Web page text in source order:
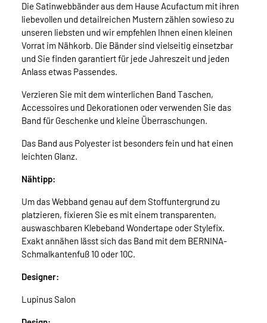
Die Satinwebbänder aus dem Hause Acufactum mit ihren
liebevollen und detailreichen Mustern zählen sowieso zu
unseren liebsten und wir empfehlen Ihnen einen kleinen
Vorrat im Nähkorb. Die Bänder sind vielseitig einsetzbar
und Sie finden garantiert für jede Jahreszeit und jeden
Anlass etwas Passendes.
Verzieren Sie mit dem winterlichen Band Taschen,
Accessoires und Dekorationen oder verwenden Sie das
Band für Geschenke und kleine Überraschungen.
Das Band aus Polyester ist besonders fein und hat einen
leichten Glanz.
Nähtipp:
Um das Webband genau auf dem Stoffuntergrund zu
platzieren, fixieren Sie es mit einem transparenten,
auswaschbaren Klebeband Wondertape oder Stylefix.
Exakt annähen lässt sich das Band mit dem BERNINA-
Schmalkantenfuß 10 oder 10C.
Designer:
Lupinus Salon